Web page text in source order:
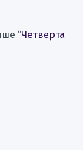
“Четверта